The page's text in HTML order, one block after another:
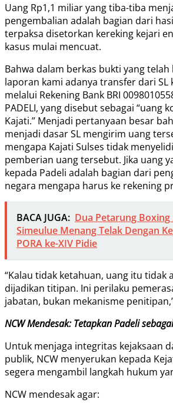
Uang Rp1,1 miliar yang tiba-tiba
pengembalian adalah bagian dari
terpaksa disetorkan kereking kejari
kasus mulai mencuat.
Bahwa dalam berkas bukti yang
laporan kami adanya transfer dari SL
melalui Rekening Bank BRI
PADELI, yang disebut sebagai “uang
Kajati.” Menjadi pertanyaan besar
menjadi dasar SL mengirim uang
mengapa Kajati Sulses tidak
pemberian uang tersebut. Jika uang
kepada Padeli adalah bagian dari
negara mengapa harus ke rekening
BACA JUGA: Dua Petarung
Simeulue Menang Telak Dengan
PORA ke-XIV Pidie
“Kalau tidak ketahuan, uang itu tidak
dijadikan titipan. Ini perilaku
jabatan, bukan mekanisme
NCW Mendesak: Tetapkan Padeli
Untuk menjaga integritas kejaksaan
publik, NCW menyerukan kepada
segera mengambil langkah hukum
NCW mendesak agar: